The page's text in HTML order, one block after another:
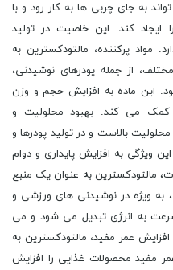
به جای چربی ها به کار رود و با
کند. این خاصیت در تولید
مواد پرکننده، مالتودکسترین به
از جمله پودرهای نوشیدنی،
این ماده به افزایش حجم و وزن
کمک می کند. بهبود محلولیت و
بالاست و در تولید پودرها و
ویژگی به افزایش پایداری و دوام
مالتودکسترین به عنوان یک منبع
به ویژه در نوشیدنی های ورزشی و
به انرژی تبدیل می شود و می
عمر مفید، مالتودکسترین به
مفید محصولات غذایی را افزایش